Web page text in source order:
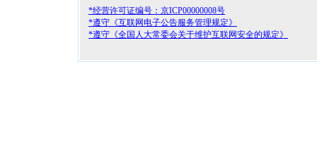
*经营许可证编号：京ICP00000008号
*遵守《互联网电子公告服务管理规定》
*遵守《全国人大常委会关于维护互联网安全的规定》